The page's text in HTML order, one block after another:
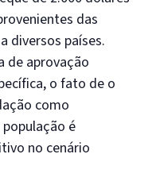
das
diversos países.
de aprovação
o fato de o
como
é
no cenário